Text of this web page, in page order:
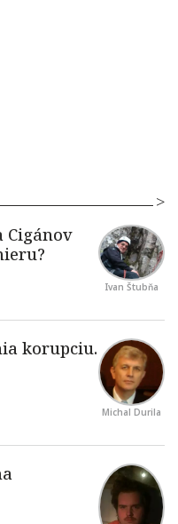
Ivan Štubňa
Michal Durila